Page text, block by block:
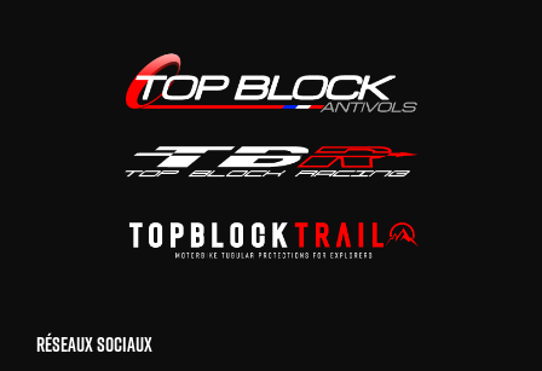
RÉSEAUX SOCIAUX